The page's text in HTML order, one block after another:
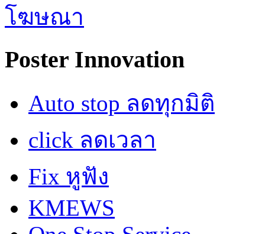
Poster Innovation
Auto stop ลดทุกมิติ
click ลดเวลา
Fix หูฟัง
KMEWS